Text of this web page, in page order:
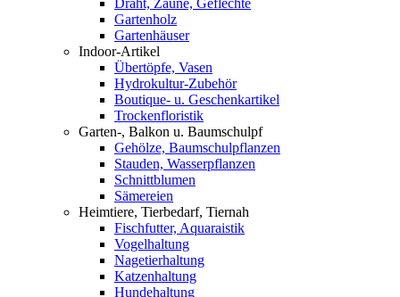
Draht, Zäune, Geflechte
Gartenholz
Gartenhäuser
Indoor-Artikel
Übertöpfe, Vasen
Hydrokultur-Zubehör
Boutique- u. Geschenkartikel
Trockenfloristik
Garten-, Balkon u. Baumschulpf
Gehölze, Baumschulpflanzen
Stauden, Wasserpflanzen
Schnittblumen
Sämereien
Heimtiere, Tierbedarf, Tiernah
Fischfutter, Aquaraistik
Vogelhaltung
Nagetierhaltung
Katzenhaltung
Hundehaltung